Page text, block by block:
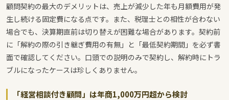
顧問契約の最大のデメリットは、売上が減少した年も月額費用が発
生し続ける固定費になる点です。また、税理士との相性が合わない
場合でも、決算期直前は切り替えが困難な場合があります。契約前
に「解約の際の引き継ぎ費用の有無」と「最低契約期間」を必ず書
面で確認してください。口頭での説明のみで契約し、解約時にトラ
ブルになったケースは珍しくありません。
「経営相談付き顧問」は年商1,000万円超から検討